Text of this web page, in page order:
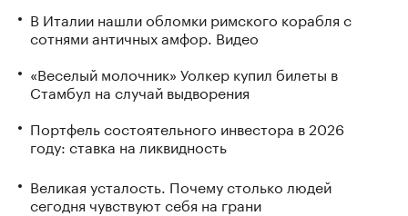
В Италии нашли обломки римского корабля с
сотнями античных амфор. Видео
«Веселый молочник» Уолкер купил билеты в
Стамбул на случай выдворения
Портфель состоятельного инвестора в 2026
году: ставка на ликвидность
Великая усталость. Почему столько людей
сегодня чувствуют себя на грани